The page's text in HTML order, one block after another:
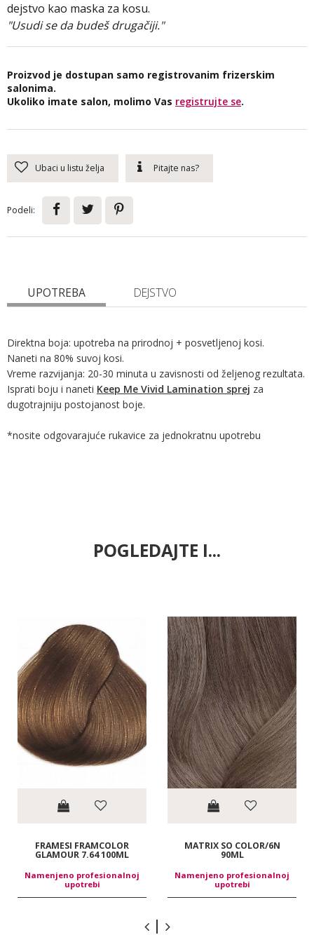
dejstvo kao maska za kosu.
"Usudi se da budeš drugačiji."
Proizvod je dostupan samo registrovanim frizerskim
salonima.
Ukoliko imate salon, molimo Vas registrujte se.
Ubaci u listu želja Pitajte nas?
Podeli:
UPOTREBA DEJSTVO
Direktna boja: upotreba na prirodnoj + posvetljenoj kosi.
Naneti na 80% suvoj kosi.
Vreme razvijanja: 20-30 minuta u zavisnosti od željenog rezultata.
Isprati boju i naneti Keep Me Vivid Lamination sprej za
dugotrajniju postojanost boje.
*nosite odgovarajuće rukavice za jednokratnu upotrebu
POGLEDAJTE I...
FRAMESI FRAMCOLOR
GLAMOUR 7.64 100ML
Namenjeno profesionalnoj
upotrebi
MATRIX SO COLOR/6N
90ML
Namenjeno profesionalnoj
upotrebi